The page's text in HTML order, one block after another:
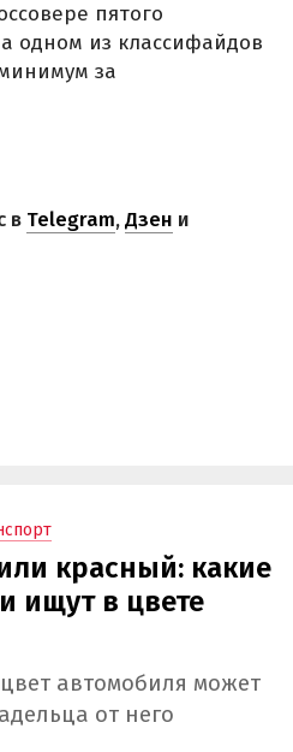
пятого
одном из классифайдов
за
в Telegram,Дзен и
красный: какие
ищут в цвете
автомобиля может
от него